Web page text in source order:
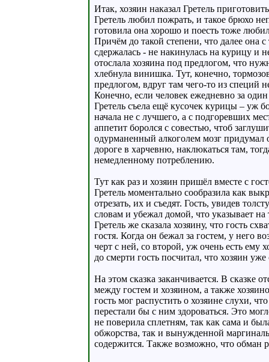
Итак, хозяин наказал Гретель
Гретель любил пожрать, и такое брюхо
готовила она хорошо и поесть тоже
Причём до такой степени, что далее она
сдержалась - не накинулась на курицу и
отослала хозяина под предлогом, что
хлебнула винишка. Тут, конечно,
предлогом, вдруг там чего-то из специй
Конечно, если человек ежедневно за
Гретель съела ещё кусочек курицы – уж
начала не с лучшего, а с подгоревших
аппетит боролся с совестью, чтоб
одурманенный алкоголем мозг придумал
дороге в харчевню, наклюкаться там,
немедленному потреблению.
Тут как раз и хозяин пришёл вместе с
Гретель моментально сообразила как
отрезать, их и съедят. Гость, увидев
словам и убежал домой, что указывает
Гретель же сказала хозяину, что гость
гостя. Когда он бежал за гостем, у него
черт с ней, со второй, уж очень есть
до смерти гость посчитал, что хозяин
На этом сказка заканчивается. В сказке
между гостем и хозяином, а также
гость мог распустить о хозяине слухи,
перестали бы с ним здороваться. Это
не поверила сплетням, так как сама и
обжорства, так и вынужденной
содержится. Также возможно, что обман